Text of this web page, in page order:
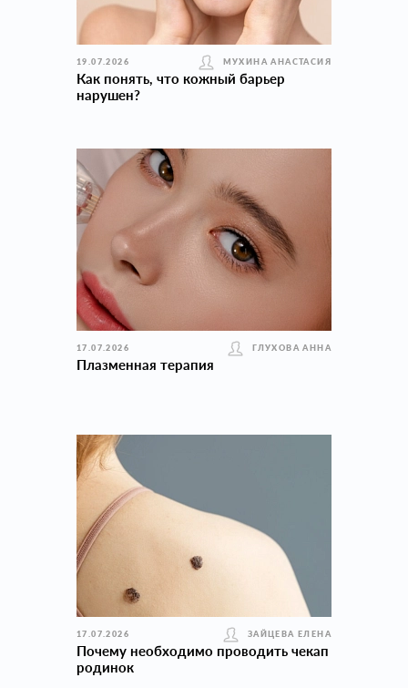
19.07.2026 МУХИНА АНАСТАСИЯ
Как понять, что кожный барьер
нарушен?
17.07.2026 ГЛУХОВА АННА
Плазменная терапия
17.07.2026 ЗАЙЦЕВА ЕЛЕНА
Почему необходимо проводить чекап
родинок